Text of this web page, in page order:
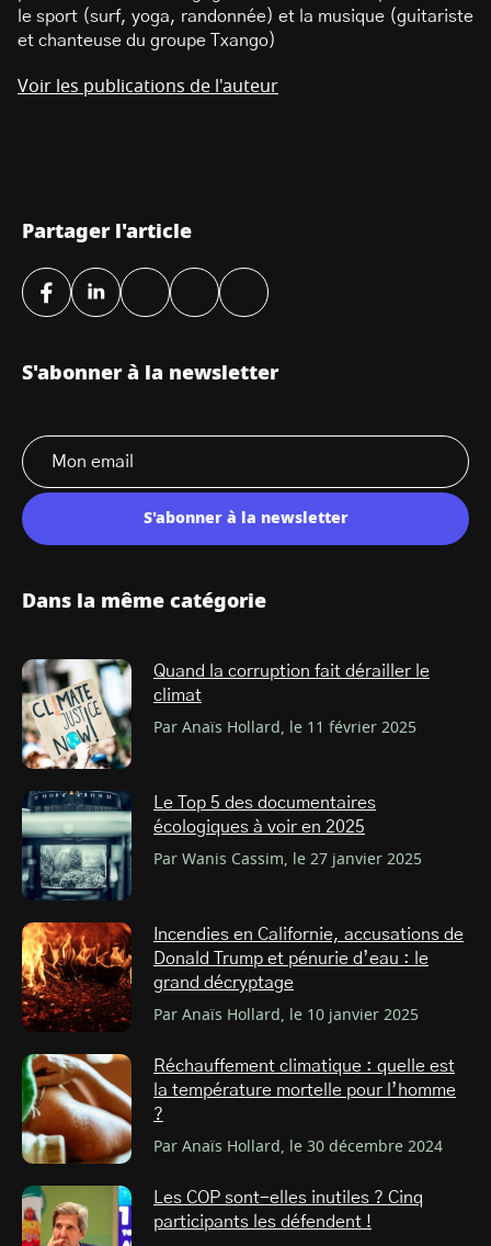
le sport (surf, yoga, randonnée) et la musique (guitariste
et chanteuse du groupe Txango)
Voir les publications de l'auteur
Partager l'article
S'abonner à la newsletter
S'abonner à la newsletter
Dans la même catégorie
Quand la corruption fait dérailler le
climat
Par Anaïs Hollard, le 11 février 2025
Le Top 5 des documentaires
écologiques à voir en 2025
Par Wanis Cassim, le 27 janvier 2025
Incendies en Californie, accusations de
Donald Trump et pénurie d’eau : le
grand décryptage
Par Anaïs Hollard, le 10 janvier 2025
Réchauffement climatique : quelle est
la température mortelle pour l’homme
?
Par Anaïs Hollard, le 30 décembre 2024
Les COP sont-elles inutiles ? Cinq
participants les défendent !